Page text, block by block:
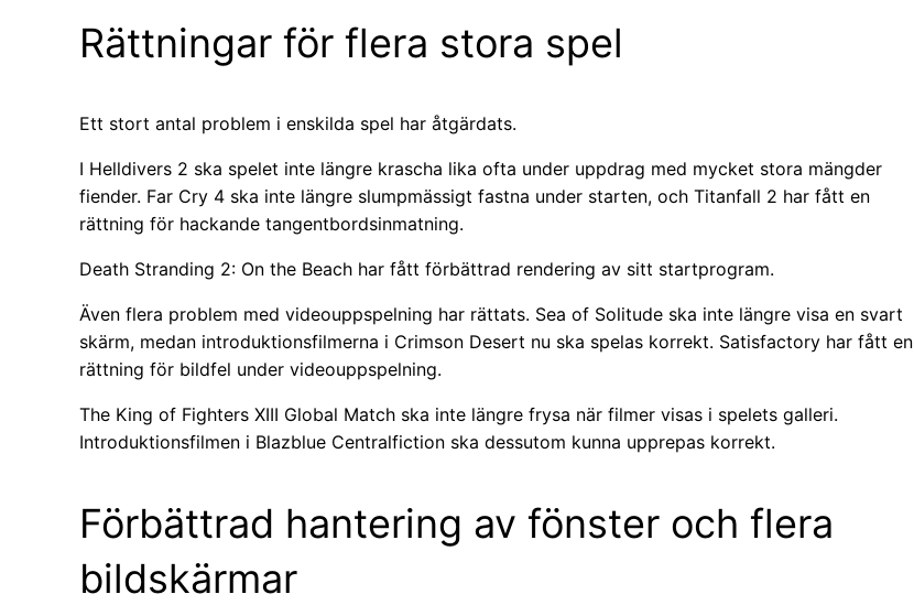
Rättningar för flera stora spel
Ett stort antal problem i enskilda spel har åtgärdats.
I Helldivers 2 ska spelet inte längre krascha lika ofta under uppdrag med mycket stora mängder
fiender. Far Cry 4 ska inte längre slumpmässigt fastna under starten, och Titanfall 2 har fått en
rättning för hackande tangentbordsinmatning.
Death Stranding 2: On the Beach har fått förbättrad rendering av sitt startprogram.
Även flera problem med videouppspelning har rättats. Sea of Solitude ska inte längre visa en svart
skärm, medan introduktionsfilmerna i Crimson Desert nu ska spelas korrekt. Satisfactory har fått en
rättning för bildfel under videouppspelning.
The King of Fighters XIII Global Match ska inte längre frysa när filmer visas i spelets galleri.
Introduktionsfilmen i Blazblue Centralfiction ska dessutom kunna upprepas korrekt.
Förbättrad hantering av fönster och flera
bildskärmar